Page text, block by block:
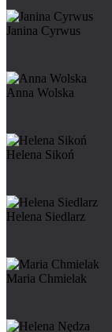
Janina Cyrwus
Anna Wolska
Helena Sikoń
Helena Siedlarz
Maria Chmielak